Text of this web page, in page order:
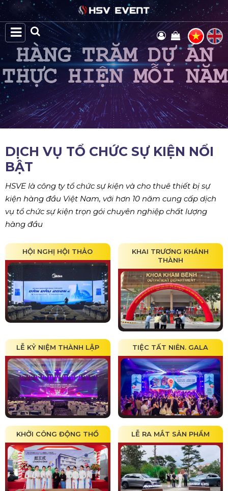
DỊCH VỤ TỔ CHỨC SỰ KIỆN NỔI
BẬT
HSVE là công ty tổ chức sự kiện và cho thuê thiết bị sự
kiện hàng đầu Việt Nam, với hơn 10 năm cung cấp dịch
vụ tổ chức sự kiện trọn gói chuyên nghiệp chất lượng
hàng đầu
HỘI NGHỊ HỘI THẢO
KHAI TRƯƠNG KHÁNH
THÀNH
LỄ KỶ NIỆM THÀNH LẬP TIỆC TẤT NIÊN. GALA
KHỞI CÔNG ĐỘNG THỔ LỄ RA MẮT SẢN PHẨM